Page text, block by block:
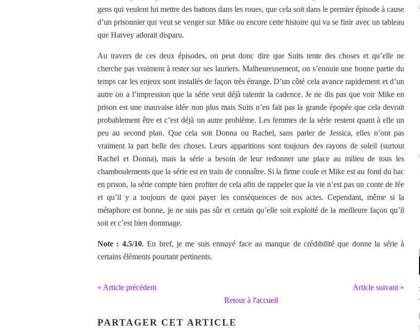
gens qui veulent lui mettre des battons dans les roues, que cela soit dans le premier épisode à cause
d’un prisonnier qui veut se venger sur Mike ou encore cette histoire qui va se finir avec un tableau
que Harvey adorait disparu.
Au travers de ces deux épisodes, on peut donc dire que Suits tente des choses et qu’elle ne
cherche pas vraiment à rester sur ses lauriers. Malheureusement, on s’ennuie une bonne partie du
temps car les enjeux sont installés de façon très étrange. D’un côté cela avance rapidement et d’un
autre on a l’impression que la série veut déjà ralentir la cadence. Je ne dis pas que voir Mike en
prison est une mauvaise idée non plus mais Suits n’en fait pas la grande épopée que cela devrait
probablement être et c’est déjà un autre problème. Les femmes de la série restent quant à elle un
peu au second plan. Que cela soit Donna ou Rachel, sans parler de Jessica, elles n’ont pas
vraiment la part belle des choses. Leurs apparitions sont toujours des rayons de soleil (surtout
Rachel et Donna), mais la série a besoin de leur redonner une place au milieu de tous les
chamboulements que la série est en train de connaître. Si la firme coule et Mike est au fond du bac
en prison, la série compte bien profiter de cela afin de rappeler que la vie n’est pas un conte de fée
et qu’il y a toujours de quoi payer les conséquences de nos actes. Cependant, même si la
métaphore est bonne, je ne suis pas sûr et certain qu’elle soit exploité de la meilleure façon qu’il
soit et c’est bien dommage.
Note : 4.5/10. En bref, je me suis ennuyé face au manque de crédibilité que donne la série à
certains éléments pourtant pertinents.
« Article précédent
Article suivant »
Retour à l'accueil
PARTAGER CET ARTICLE